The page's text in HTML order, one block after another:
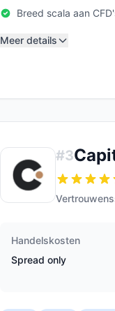
Breed scala aan
Meer details
#3
Handelskosten
Spread only